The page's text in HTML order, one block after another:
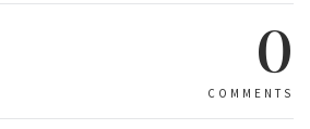
0
COMMENTS